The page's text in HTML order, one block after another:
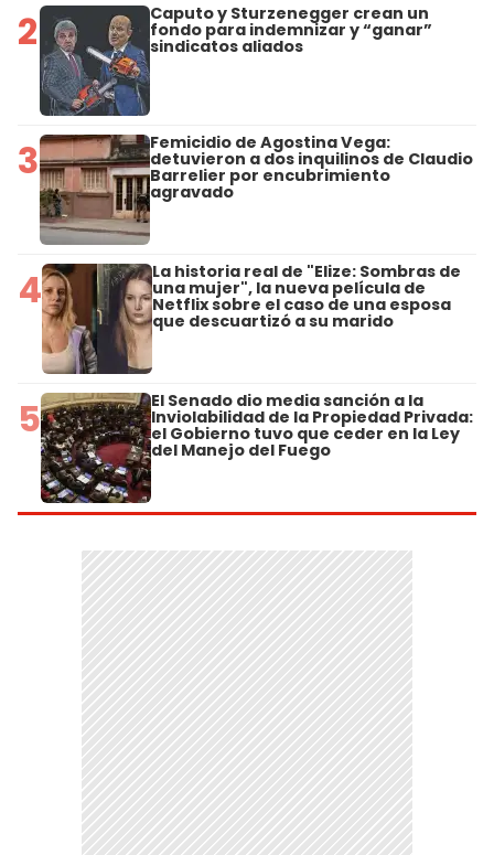
2 Caputo y Sturzenegger crean un
fondo para indemnizar y “ganar”
sindicatos aliados
3 Femicidio de Agostina Vega:
detuvieron a dos inquilinos de Claudio
Barrelier por encubrimiento
agravado
4 La historia real de "Elize: Sombras de
una mujer", la nueva película de
Netflix sobre el caso de una esposa
que descuartizó a su marido
5 El Senado dio media sanción a la
Inviolabilidad de la Propiedad Privada:
el Gobierno tuvo que ceder en la Ley
del Manejo del Fuego